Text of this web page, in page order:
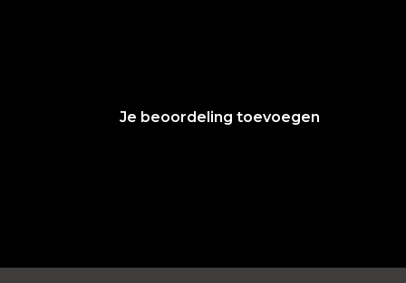
Je beoordeling toevoegen